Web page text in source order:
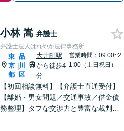
小林 嵩 弁護士
弁護士法人はれやか法律事務所
東
京
都
|
品
川
区
大井町駅
から徒歩4
分
営業時間：09:00~2
1:00（土日祝日）
【初回相談無料】【弁護士直通受付】
【離婚・男女問題／交通事故／借金債
務整理】タフな交渉力と豊富な裁判の